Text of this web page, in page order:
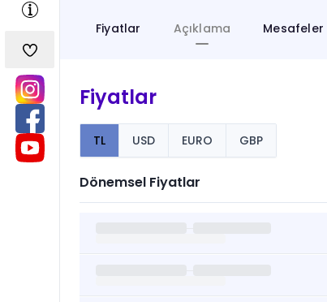
Fiyatlar
Açıklama Mesafeler
Fiyatlar
TL USD EURO GBP
Dönemsel Fiyatlar